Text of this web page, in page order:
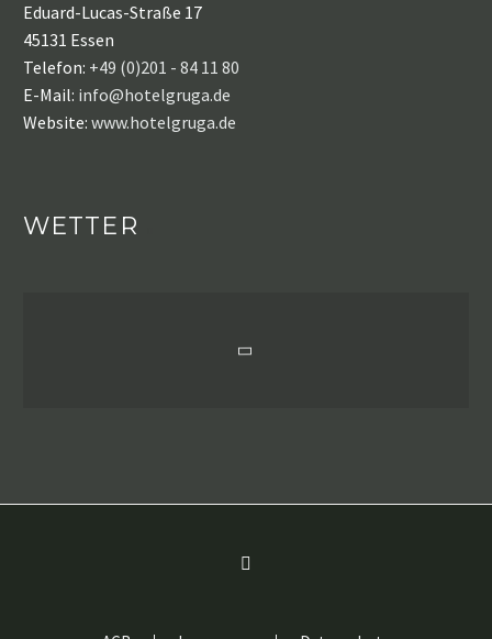
Eduard-Lucas-Straße 17
45131 Essen
Telefon: +49 (0)201 - 84 11 80
E-Mail: info@hotelgruga.de
Website: www.hotelgruga.de
WETTER